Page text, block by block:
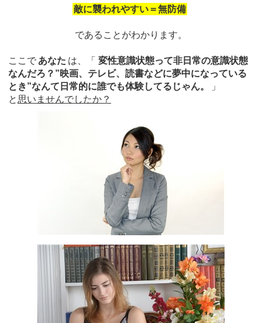
敵に襲われやすい＝無防備
であることがわかります。
ここで あなた は、「 変性意識状態って非日常の意識状態
なんだろ？”映画、テレビ、読書などに夢中になっている
とき”なんて日常的に誰でも体験してるじゃん。
」
と 思いませんでしたか？